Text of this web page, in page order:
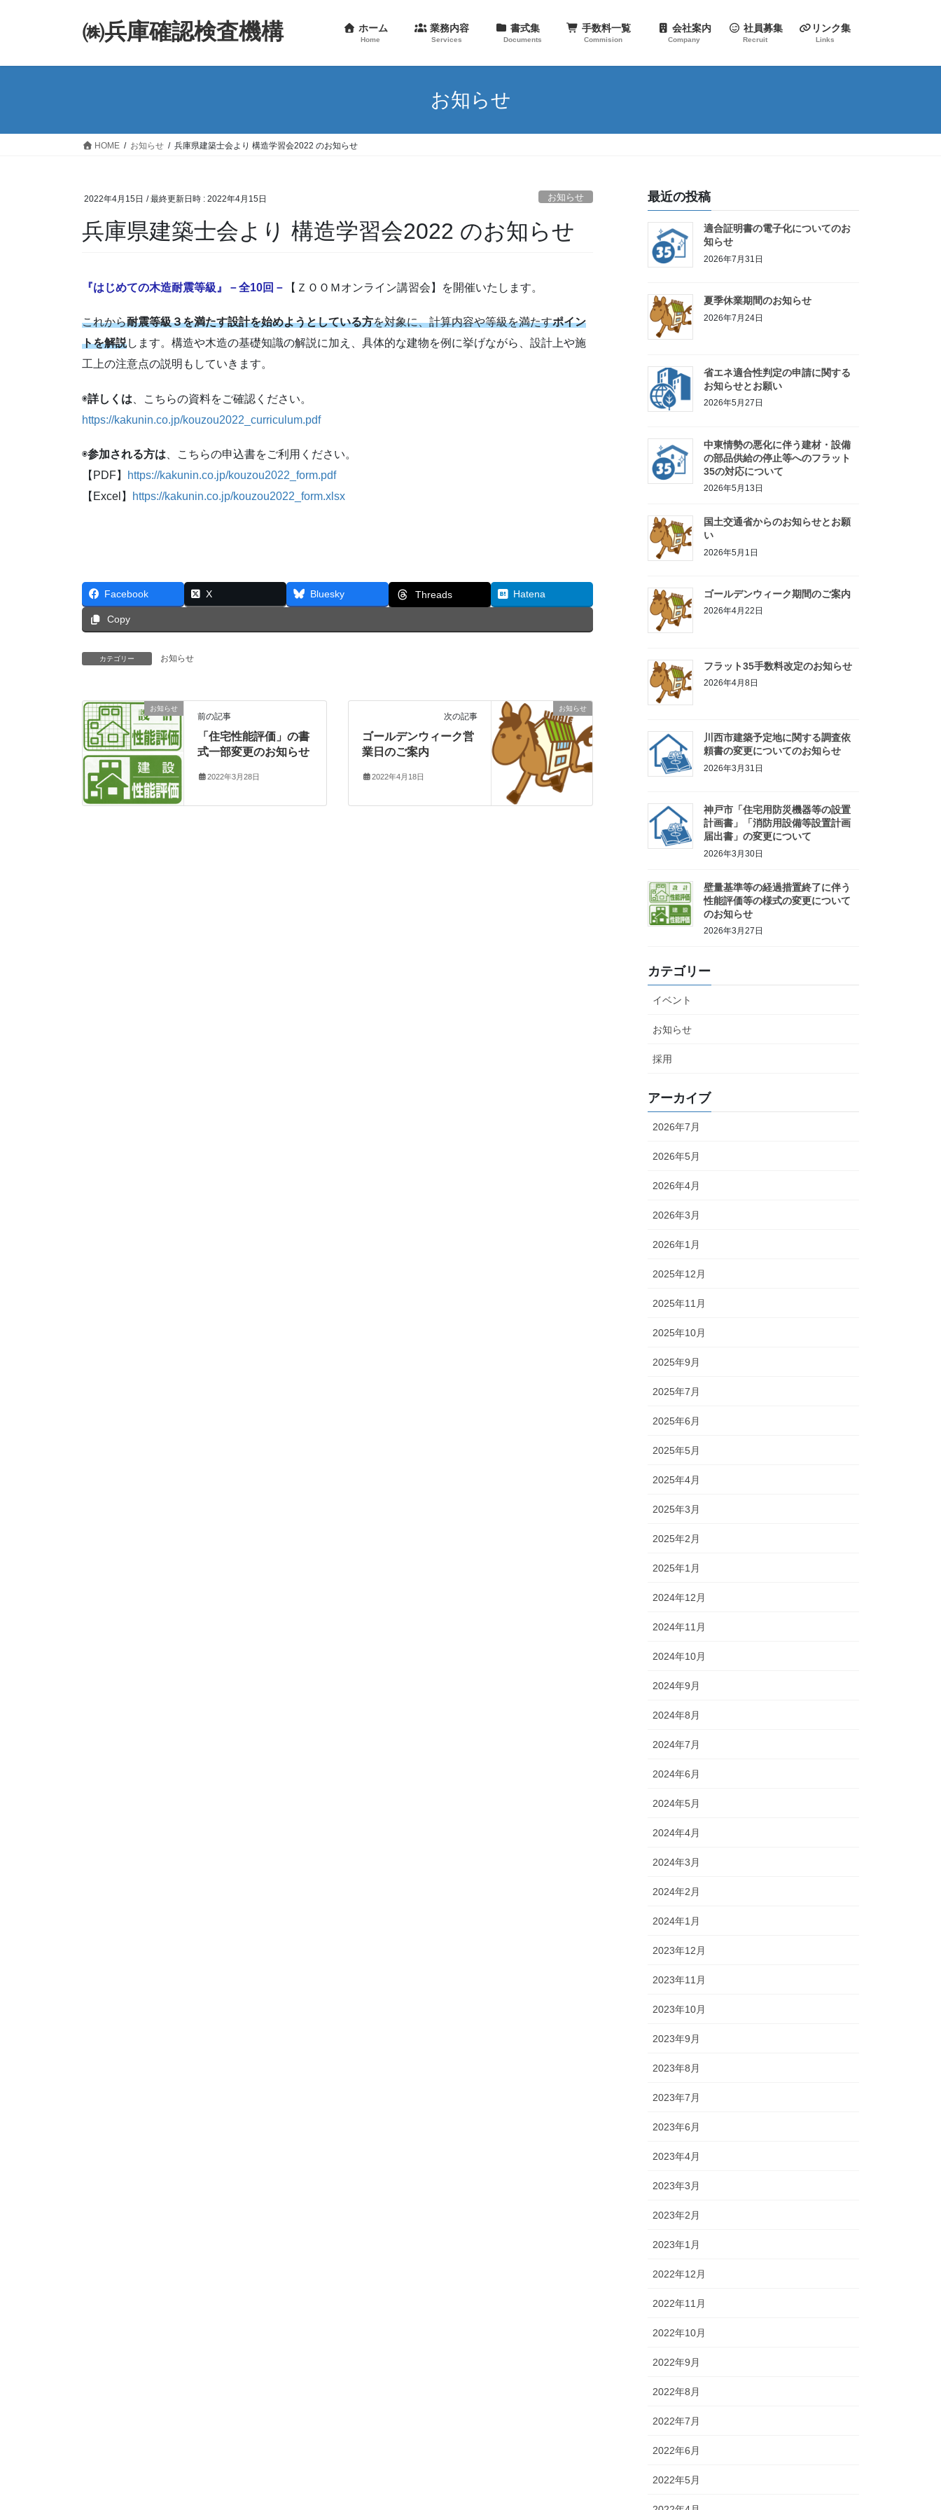
㈱兵庫確認検査機構 ホーム
Home
業務内容
Services
書式集
Documents
手数料一覧
Commision
会社案内
Company
社員募集
Recruit
リンク集
Links
お知らせ
HOME お知らせ 兵庫県建築士会より 構造学習会2022 のお知らせ
2022年4月15日 / 最終更新日時 : 2022年4月15日 お知らせ
兵庫県建築士会より 構造学習会2022 のお知らせ
『はじめての木造耐震等級』－全10回－ 【ＺＯＯＭオンライン講習会】を開催いたします。
これから耐震等級３を満たす設計を始めようとしている方を対象に、計算内容や等級を満たすポイン
トを解説します。構造や木造の基礎知識の解説に加え、具体的な建物を例に挙げながら、設計上や施
工上の注意点の説明もしていきます。
◉詳しくは 、こちらの資料をご確認ください。
https://kakunin.co.jp/kouzou2022_curriculum.pdf
◉参加される方は 、こちらの申込書をご利用ください。
【PDF】
https://kakunin.co.jp/kouzou2022_form.pdf
【Excel】
https://kakunin.co.jp/kouzou2022_form.xlsx
Facebook X Bluesky Threads Hatena
Copy
カテゴリー お知らせ
お知らせ
前の記事
「住宅性能評価」の書
式一部変更のお知らせ
2022年3月28日
お知らせ
次の記事
ゴールデンウィーク営
業日のご案内
2022年4月18日
最近の投稿
適合証明書の電子化についてのお
知らせ
2026年7月31日
夏季休業期間のお知らせ
2026年7月24日
省エネ適合性判定の申請に関する
お知らせとお願い
2026年5月27日
中東情勢の悪化に伴う建材・設備
の部品供給の停止等へのフラット
35の対応について
2026年5月13日
国土交通省からのお知らせとお願
い
2026年5月1日
ゴールデンウィーク期間のご案内
2026年4月22日
フラット35手数料改定のお知らせ
2026年4月8日
川西市建築予定地に関する調査依
頼書の変更についてのお知らせ
2026年3月31日
神戸市「住宅用防災機器等の設置
計画書」「消防用設備等設置計画
届出書」の変更について
2026年3月30日
壁量基準等の経過措置終了に伴う
性能評価等の様式の変更について
のお知らせ
2026年3月27日
カテゴリー
イベント
お知らせ
採用
アーカイブ
2026年7月
2026年5月
2026年4月
2026年3月
2026年1月
2025年12月
2025年11月
2025年10月
2025年9月
2025年7月
2025年6月
2025年5月
2025年4月
2025年3月
2025年2月
2025年1月
2024年12月
2024年11月
2024年10月
2024年9月
2024年8月
2024年7月
2024年6月
2024年5月
2024年4月
2024年3月
2024年2月
2024年1月
2023年12月
2023年11月
2023年10月
2023年9月
2023年8月
2023年7月
2023年6月
2023年4月
2023年3月
2023年2月
2023年1月
2022年12月
2022年11月
2022年10月
2022年9月
2022年8月
2022年7月
2022年6月
2022年5月